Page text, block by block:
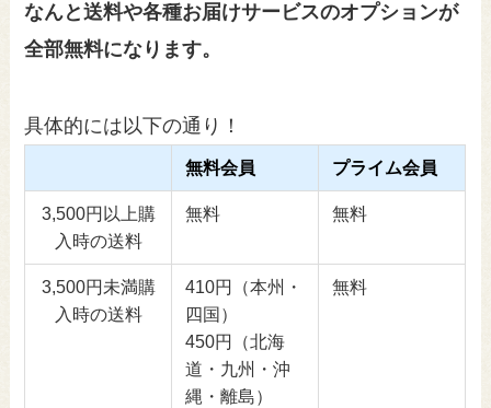
なんと送料や各種お届けサービスのオプションが
全部無料になります。
具体的には以下の通り！
無料会員 プライム会員
3,500円以上購
入時の送料
無料 無料
3,500円未満購
入時の送料
410円（本州・
四国）
450円（北海
道・九州・沖
縄・離島）
無料